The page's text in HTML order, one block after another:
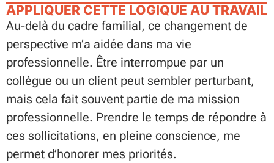
APPLIQUER CETTE LOGIQUE AU TRAVAIL
Au-delà du cadre familial, ce changement de
perspective m’a aidée dans ma vie
professionnelle. Être interrompue par un
collègue ou un client peut sembler perturbant,
mais cela fait souvent partie de ma mission
professionnelle. Prendre le temps de répondre à
ces sollicitations, en pleine conscience, me
permet d’honorer mes priorités.